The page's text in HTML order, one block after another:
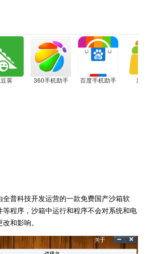
荚 360手机助手 百度手机助手 应
全普科技开发运营的一款免费国产沙箱软
程序，沙箱中运行和程序不会对系统和电
和影响。